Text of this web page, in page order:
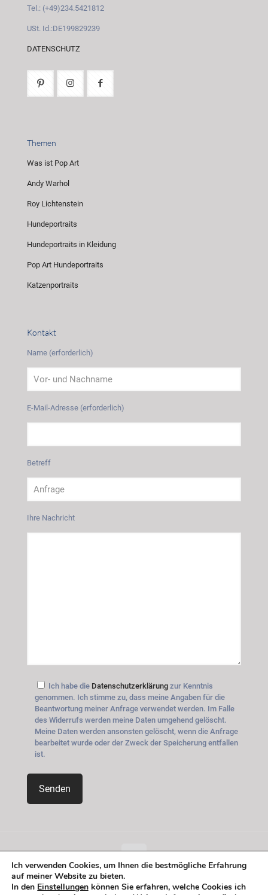
Tel.: (+49)234.5421812
USt. Id.:DE199829239
DATENSCHUTZ
Themen
Was ist Pop Art
Andy Warhol
Roy Lichtenstein
Hundeportraits
Hundeportraits in Kleidung
Pop Art Hundeportraits
Katzenportraits
Kontakt
Name (erforderlich)
E-Mail-Adresse (erforderlich)
Betreff
Ihre Nachricht
Ich habe die Datenschutzerklärung zur Kenntnis
genommen. Ich stimme zu, dass meine Angaben für die
Beantwortung meiner Anfrage verwendet werden. Im Falle
des Widerrufs werden meine Daten umgehend gelöscht.
Meine Daten werden ansonsten gelöscht, wenn die Anfrage
bearbeitet wurde oder der Zweck der Speicherung entfallen
ist.
© 2026 Betheme byMuffin group
Powered by WordPress
Ich verwenden Cookies, um Ihnen die bestmögliche Erfahrung
auf meiner Website zu bieten.
In den Einstellungen können Sie erfahren, welche Cookies ich